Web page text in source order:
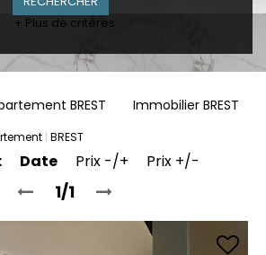
+ Plus de critères
BREST Immobilier BREST
BREST
Date Prix -/+ Prix +/-
1/1